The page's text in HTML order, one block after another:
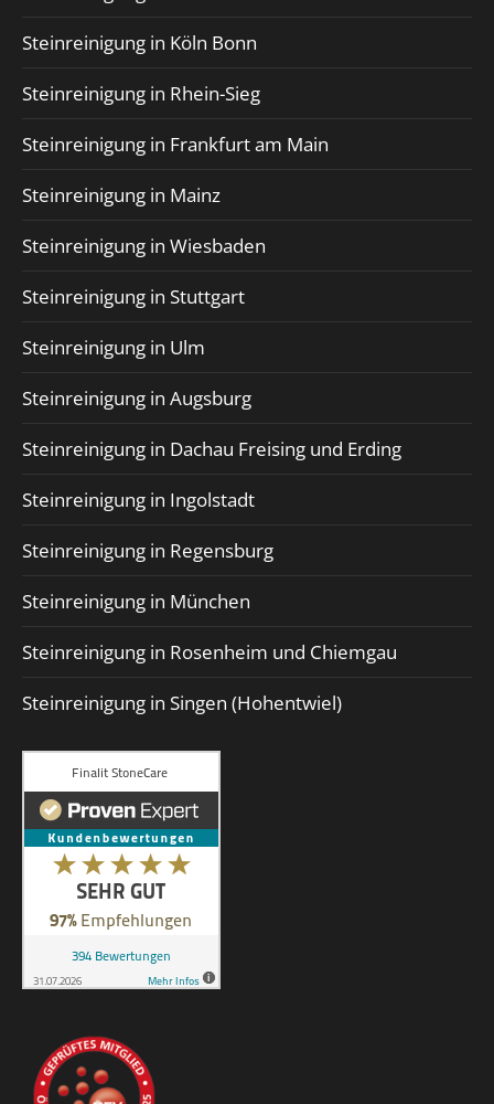
Steinreinigung in Köln Bonn
Steinreinigung in Rhein-Sieg
Steinreinigung in Frankfurt am Main
Steinreinigung in Mainz
Steinreinigung in Wiesbaden
Steinreinigung in Stuttgart
Steinreinigung in Ulm
Steinreinigung in Augsburg
Steinreinigung in Dachau Freising und Erding
Steinreinigung in Ingolstadt
Steinreinigung in Regensburg
Steinreinigung in München
Steinreinigung in Rosenheim und Chiemgau
Steinreinigung in Singen (Hohentwiel)